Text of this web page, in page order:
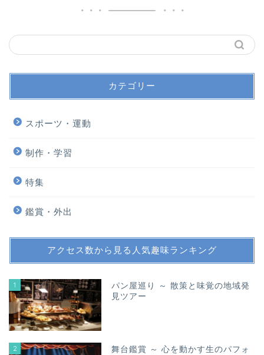
カテゴリー
スポーツ・運動
制作・学習
特集
鑑賞・外出
アクセス数から見る人気趣味ランキング
1
パン屋巡り ～ 散策と味覚の地域発
見ツアー
2
舞台鑑賞 ～ 心を動かす生のパフォ